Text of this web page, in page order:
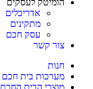
הומיטק לעסקים
אדריכלים
מתקינים
עסק חכם
צור קשר
חנות
מערכות בית חכם
מוצרי הבית החכם